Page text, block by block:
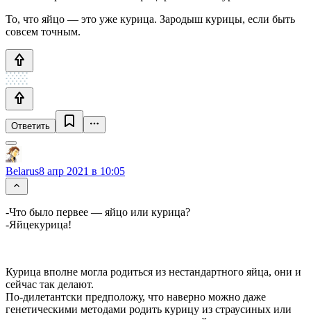
То, что яйцо — это уже курица. Зародыш курицы, если быть
совсем точным.
Ответить
Belarus8 апр 2021 в 10:05
-Что было первее — яйцо или курица?
-Яйцекурица!
Курица вполне могла родиться из нестандартного яйца, они и
сейчас так делают.
По-дилетантски предположу, что наверно можно даже
генетическими методами родить курицу из страусиных или